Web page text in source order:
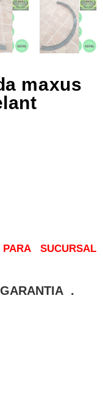
maxus
SUCURSAL
.